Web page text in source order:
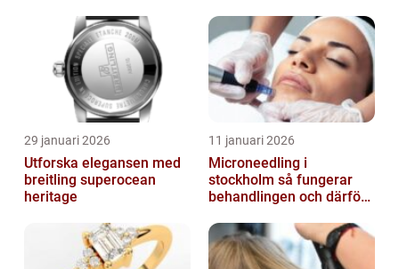
29 januari 2026
Utforska elegansen med
breitling superocean
heritage
11 januari 2026
Microneedling i
stockholm så fungerar
behandlingen och därför